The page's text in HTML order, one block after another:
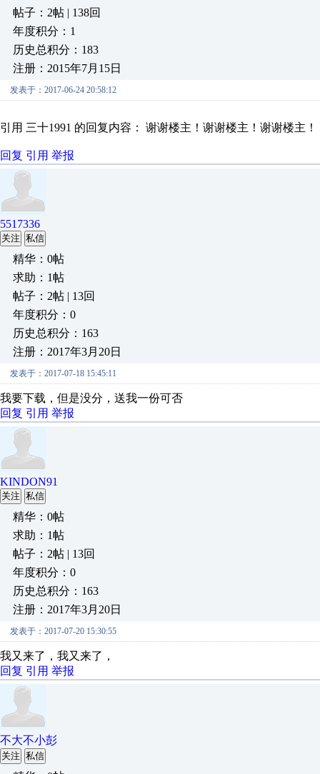
帖子：2帖 | 138回
年度积分：1
历史总积分：183
注册：2015年7月15日
发表于：2017-06-24 20:58:12
引用 三十1991 的回复内容： 谢谢楼主！谢谢楼主！谢谢楼主！
回复 引用 举报
5517336
关注 私信
精华：0帖
求助：1帖
帖子：2帖 | 13回
年度积分：0
历史总积分：163
注册：2017年3月20日
发表于：2017-07-18 15:45:11
我要下载，但是没分，送我一份可否
回复 引用 举报
KINDON91
关注 私信
精华：0帖
求助：1帖
帖子：2帖 | 13回
年度积分：0
历史总积分：163
注册：2017年3月20日
发表于：2017-07-20 15:30:55
我又来了，我又来了，
回复 引用 举报
不大不小彭
关注 私信